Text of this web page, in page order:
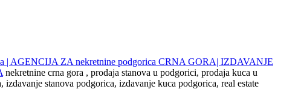
| AGENCIJA ZA nekretnine podgorica CRNA GORA| IZDAVANJE
nekretnine crna gora , prodaja stanova u podgorici, prodaja kuca u
stanova podgorica, izdavanje kuca podgorica, real estate